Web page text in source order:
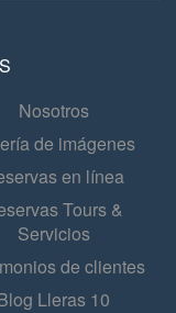
Nosotros
de imágenes
en línea
Tours &
Servicios
de clientes
Lleras 10